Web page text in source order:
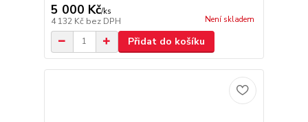
5 000 Kč/ks
4 132 Kč bez DPH Není skladem
Přidat do košíku